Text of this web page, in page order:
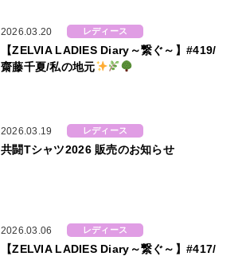
2026.03.20 レディース
【ZELVIA LADIES Diary～繋ぐ～】#419/
齋藤千夏/私の地元
2026.03.19 レディース
共闘Tシャツ2026 販売のお知らせ
2026.03.06 レディース
【ZELVIA LADIES Diary～繋ぐ～】#417/